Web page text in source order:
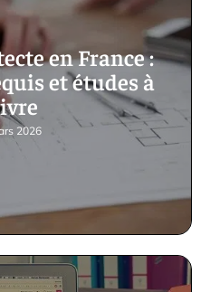
en France :
et études à
2026